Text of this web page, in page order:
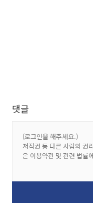
댓글